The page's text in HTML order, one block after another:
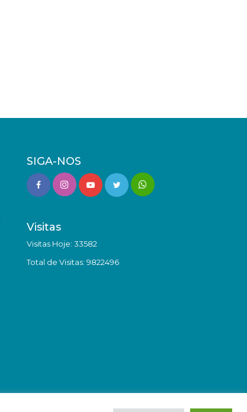
SIGA-NOS
Visitas
Visitas Hoje: 33582
Total de Visitas: 9822496